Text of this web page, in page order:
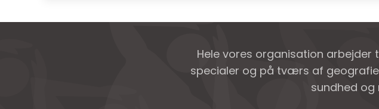
Hele vores organisation
specialer og på tværs af
sundhed